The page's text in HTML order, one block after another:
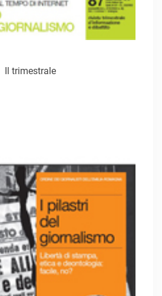
Il trimestrale